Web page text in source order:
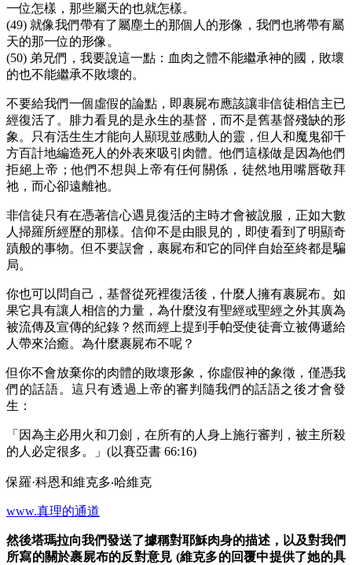
一位怎樣，那些屬天的也就怎樣。
(49) 就像我們帶有了屬塵土的那個人的形像，我們也將帶有屬
天的那一位的形像。
(50) 弟兄們，我要說這一點：血肉之體不能繼承神的國，敗壞
的也不能繼承不敗壞的。
不要給我們一個虛假的論點，即裹屍布應該讓非信徒相信主已
經復活了。腓力看見的是永生的基督，而不是舊基督殘缺的形
象。只有活生生才能向人顯現並感動人的靈，但人和魔鬼卻千
方百計地編造死人的外表來吸引肉體。他們這樣做是因為他們
拒絕上帝；他們不想與上帝有任何關係，徒然地用嘴唇敬拜
祂，而心卻遠離祂。
非信徒只有在憑著信心遇見復活的主時才會被說服，正如大數
人掃羅所經歷的那樣。信仰不是由眼見的，即使看到了明顯奇
蹟般的事物。但不要誤會，裹屍布和它的同伴自始至終都是騙
局。
你也可以問自己，基督從死裡復活後，什麼人擁有裹屍布。如
果它具有讓人相信的力量，為什麼沒有聖經或聖經之外其廣為
被流傳及宣傳的紀錄？然而經上提到手帕受使徒膏立被傳遞給
人帶來治癒。為什麼裹屍布不呢？
但你不會放棄你的肉體的敗壞形象，你虛假神的象徵，僅憑我
們的話語。這只有透過上帝的審判隨我們的話語之後才會發
生：
「因為主必用火和刀劍，在所有的人身上施行審判，被主所殺
的人必定很多。」(以賽亞書 66:16)
保羅·科恩和維克多‧哈維克
www.真理的通道
然後塔瑪拉向我們發送了據稱對耶穌肉身的描述，以及對我們
所寫的關於裹屍布的反對意見 (維克多的回覆中提供了她的具